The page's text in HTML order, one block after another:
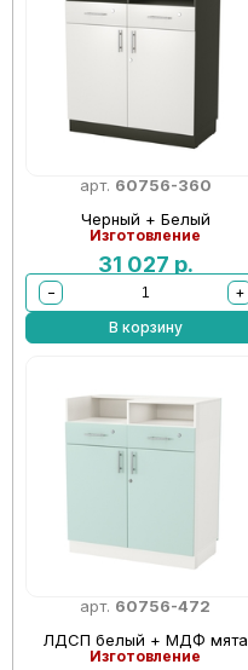
арт. 60756-360
Черный + Белый
Изготовление
31 027 р.
−
+
В корзину
арт. 60756-472
ЛДСП белый + МДФ мята
Изготовление